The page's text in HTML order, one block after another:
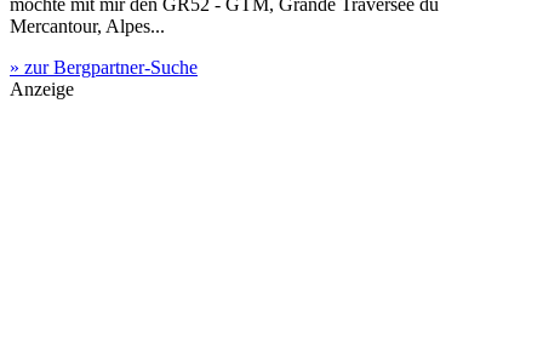
Mercantour, Alpes...
» zur Bergpartner-Suche
Anzeige